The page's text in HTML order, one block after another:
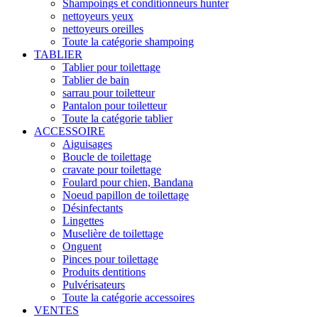
Shampoings et conditionneurs hunter
nettoyeurs yeux
nettoyeurs oreilles
Toute la catégorie shampoing
TABLIER
Tablier pour toilettage
Tablier de bain
sarrau pour toiletteur
Pantalon pour toiletteur
Toute la catégorie tablier
ACCESSOIRE
Aiguisages
Boucle de toilettage
cravate pour toilettage
Foulard pour chien, Bandana
Noeud papillon de toilettage
Désinfectants
Lingettes
Muselière de toilettage
Onguent
Pinces pour toilettage
Produits dentitions
Pulvérisateurs
Toute la catégorie accessoires
VENTES